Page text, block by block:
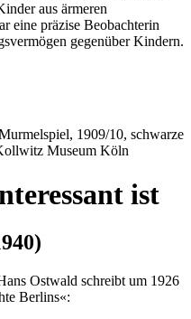
aus ärmeren
eine präzise Beobachterin
gegenüber Kindern.
1909/10, schwarze
Museum Köln
ist
Ostwald schreibt um 1926
Berlins«: